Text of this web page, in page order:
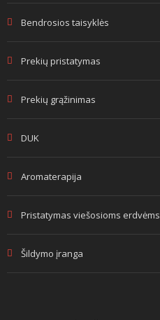
Bendrosios taisyklės
Prekių pristatymas
Prekių grąžinimas
DUK
Aromaterapija
Pristatymas viešosioms erdvėms
Šildymo įranga